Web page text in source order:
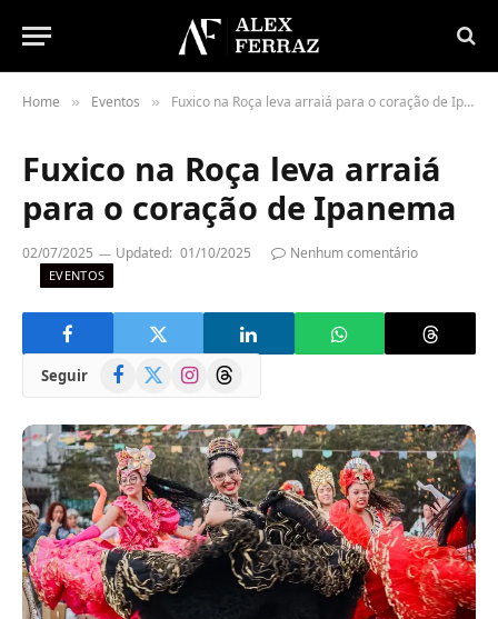
Home » Eventos » Fuxico na Roça leva arraiá para o coração de Ipanema
Fuxico na Roça leva arraiá
para o coração de Ipanema
02/07/2025 Updated: 01/10/2025 Nenhum comentário
EVENTOS
Seguir Facebook
(Twitter)
InstagramThreads